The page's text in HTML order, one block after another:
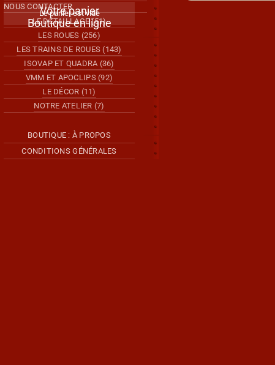
NOUS CONTACTER
Votre panier
Le panier est vide
Boutique en ligne
LE DÉTAILLAGE (51)
LES ROUES (256)
LES TRAINS DE ROUES (143)
ISOVAP ET QUADRA (36)
VMM ET APOCLIPS (92)
LE DÉCOR (11)
NOTRE ATELIER (7)
BOUTIQUE : À PROPOS
CONDITIONS GÉNÉRALES